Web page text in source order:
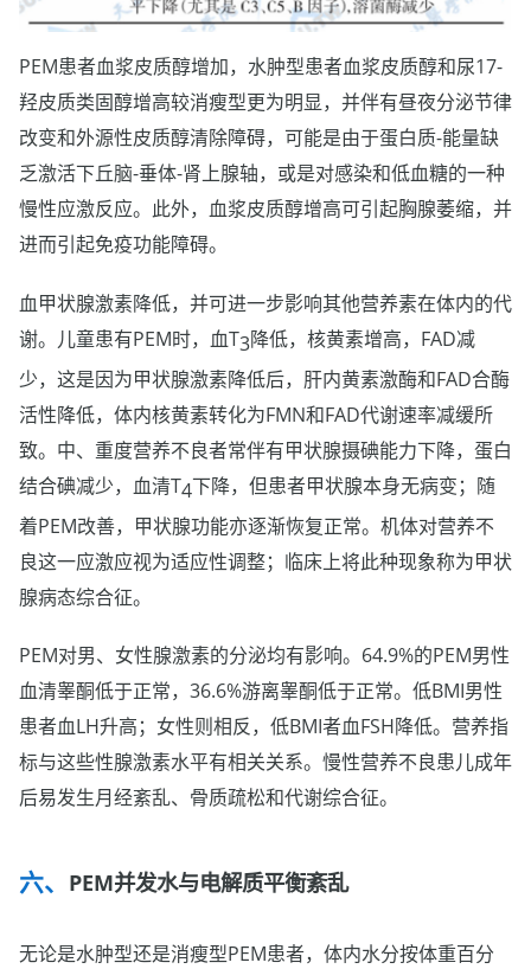
PEM患者血浆皮质醇增加，水肿型患者血浆皮质醇和尿17-
羟皮质类固醇增高较消瘦型更为明显，并伴有昼夜分泌节律
改变和外源性皮质醇清除障碍，可能是由于蛋白质-能量缺
乏激活下丘脑-垂体-肾上腺轴，或是对感染和低血糖的一种
慢性应激反应。此外，血浆皮质醇增高可引起胸腺萎缩，并
进而引起免疫功能障碍。
血甲状腺激素降低，并可进一步影响其他营养素在体内的代
谢。儿童患有PEM时，血T3降低，核黄素增高，FAD减
少，这是因为甲状腺激素降低后，肝内黄素激酶和FAD合酶
活性降低，体内核黄素转化为FMN和FAD代谢速率减缓所
致。中、重度营养不良者常伴有甲状腺摄碘能力下降，蛋白
结合碘减少，血清T4下降，但患者甲状腺本身无病变；随
着PEM改善，甲状腺功能亦逐渐恢复正常。机体对营养不
良这一应激应视为适应性调整；临床上将此种现象称为甲状
腺病态综合征。
PEM对男、女性腺激素的分泌均有影响。64.9%的PEM男性
血清睾酮低于正常，36.6%游离睾酮低于正常。低BMI男性
患者血LH升高；女性则相反，低BMI者血FSH降低。营养指
标与这些性腺激素水平有相关关系。慢性营养不良患儿成年
后易发生月经紊乱、骨质疏松和代谢综合征。
PEM并发水与电解质平衡紊乱
无论是水肿型还是消瘦型PEM患者，体内水分按体重百分